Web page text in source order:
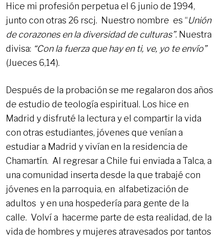
Hice mi profesión perpetua el 6 junio de 1994,
junto con otras 26 rscj. Nuestro nombre es “Unión
de corazones en la diversidad de culturas”. Nuestra
divisa: “Con la fuerza que hay en ti, ve, yo te envío”
(Jueces 6,14).
Después de la probación se me regalaron dos años
de estudio de teología espiritual. Los hice en
Madrid y disfruté la lectura y el compartir la vida
con otras estudiantes, jóvenes que venían a
estudiar a Madrid y vivían en la residencia de
Chamartín. Al regresar a Chile fui enviada a Talca, a
una comunidad inserta desde la que trabajé con
jóvenes en la parroquia, en alfabetización de
adultos y en una hospedería para gente de la
calle. Volví a hacerme parte de esta realidad, de la
vida de hombres y mujeres atravesados por tantos